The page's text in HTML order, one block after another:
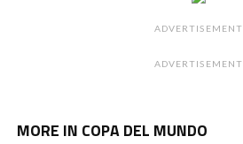
ADVERTISEMENT
ADVERTISEMENT
MORE IN COPA DEL MUNDO